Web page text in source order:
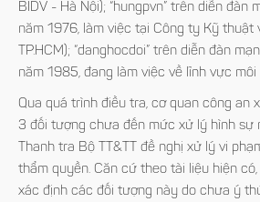
BIDV - Hà Nội); “hungpvn” trên diễn đàn
năm 1976, làm việc tại Công ty Kỹ thuật
TP.HCM); “danghocdoi” trên diễn đàn
năm 1985, đang làm việc về lĩnh vực môi
Qua quá trình điều tra, cơ quan công an
3 đối tượng chưa đến mức xử lý hình sự
Thanh tra Bộ TT&TT đề nghị xử lý vi
thẩm quyền. Căn cứ theo tài liệu hiện có,
xác định các đối tượng này do chưa ý